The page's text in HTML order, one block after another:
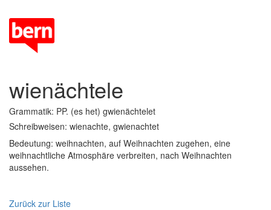
wienächtele
Grammatik: PP. (es het) gwienächtelet
Schreibweisen: wienachte, gwienachtet
Bedeutung: weihnachten, auf Weihnachten zugehen, eine
weihnachtliche Atmosphäre verbreiten, nach Weihnachten
aussehen.
Zurück zur Liste